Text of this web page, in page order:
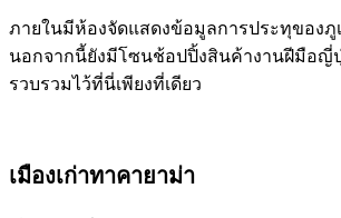
ภายในมีห้องจัดแสดงข้อมูลการประทุของ
นอกจากนี้ยังมีโซนช้อปปิ้งสินค้างานฝีมือญี่
รวบรวมไว้ที่นี่เพียงที่เดียว
เมืองเก่าทาคายาม่า